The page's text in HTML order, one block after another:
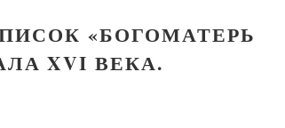
«БОГОМАТЕРЬ
XVI ВЕКА.